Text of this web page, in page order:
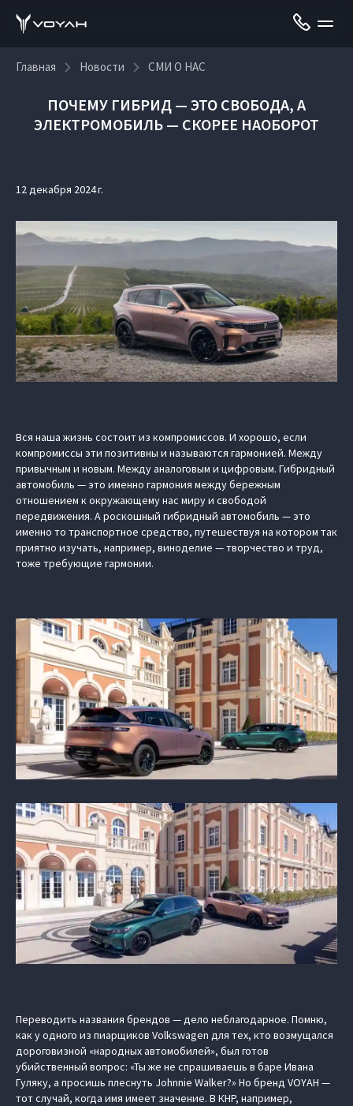
Главная Новости СМИ О НАС
ПОЧЕМУ ГИБРИД — ЭТО СВОБОДА, А
ЭЛЕКТРОМОБИЛЬ — СКОРЕЕ НАОБОРОТ
12 декабря 2024 г.
Вся наша жизнь состоит из компромиссов. И хорошо, если
компромиссы эти позитивны и называются гармонией. Между
привычным и новым. Между аналоговым и цифровым. Гибридный
автомобиль — это именно гармония между бережным
отношением к окружающему нас миру и свободой
передвижения. А роскошный гибридный автомобиль — это
именно то транспортное средство, путешествуя на котором так
приятно изучать, например, виноделие — творчество и труд,
тоже требующие гармонии.
Переводить названия брендов — дело неблагодарное. Помню,
как у одного из пиарщиков Volkswagen для тех, кто возмущался
дороговизной «народных автомобилей», был готов
убийственный вопрос: «Ты же не спрашиваешь в баре Ивана
Гуляку, а просишь плеснуть Johnnie Walker?» Но бренд VOYAH —
тот случай, когда имя имеет значение. В КНР, например,